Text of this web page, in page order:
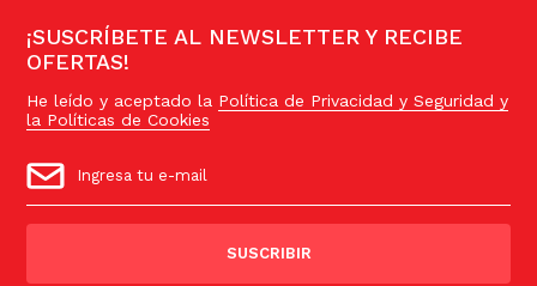
¡SUSCRÍBETE AL NEWSLETTER Y RECIBE
OFERTAS!
He leído y aceptado la Política de Privacidad y Seguridad y
la Políticas de Cookies
SUSCRIBIR